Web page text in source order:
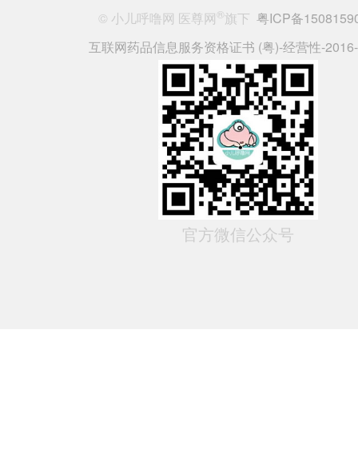
© 小儿呼噜网 医尊网 ® 旗下 粤ICP备
互联网药品信息服务资格证书 (粤)-经营性-
官方微信公众号